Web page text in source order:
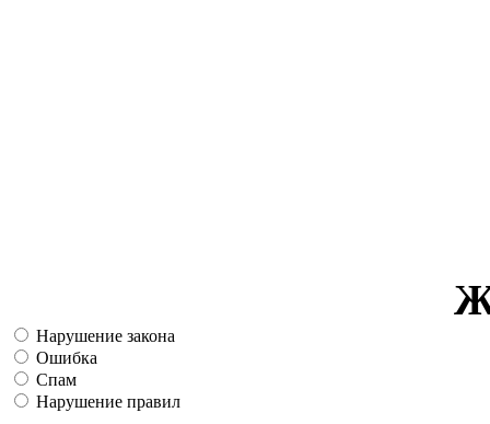
Нарушение закона
Ошибка
Спам
Нарушение правил